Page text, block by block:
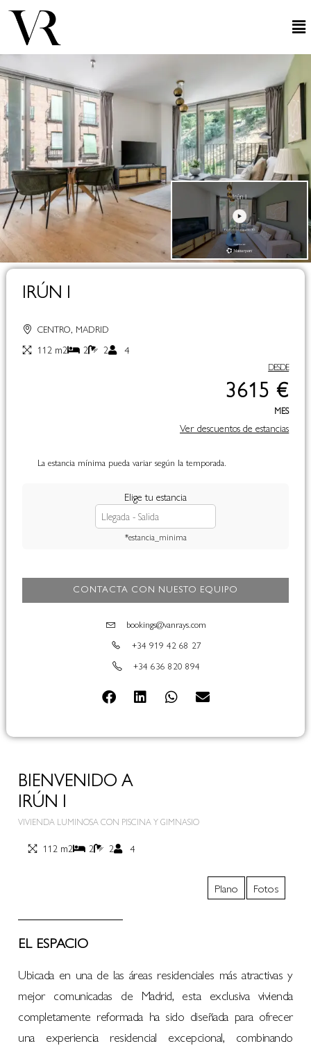
BIENVENIDO A
IRÚN I
VIVIENDA LUMINOSA CON PISCINA Y GIMNASIO
112 m2 2 2 4
Plano Fotos
EL ESPACIO
Ubicada en una de las áreas residenciales más atractivas y
mejor comunicadas de Madrid, esta exclusiva vivienda
completamente reformada ha sido diseñada para ofrecer
una experiencia residencial excepcional, combinando
IRÚN I
CENTRO, MADRID
112 m2 2 2 4
DESDE
3615 €
MES
Ver descuentos de estancias
La estancia mínima pueda variar según la temporada.
Elige tu estancia
*estancia_minima
CONTACTA CON NUESTO EQUIPO
bookings@vanrays.com
+34 919 42 68 27
+34 636 820 894